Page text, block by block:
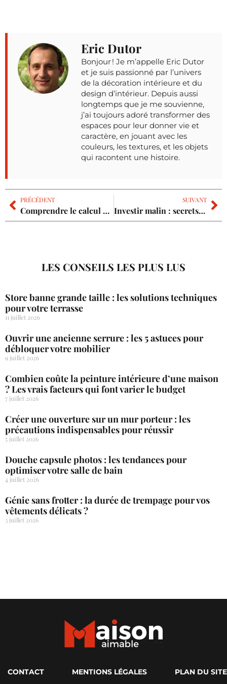
Eric Dutor
Bonjour ! Je m’appelle Eric Dutor
et je suis passionné par l’univers
de la décoration intérieure et du
design d’intérieur. Depuis aussi
longtemps que je me souvienne,
j’ai toujours adoré transformer des
espaces pour leur donner vie et
caractère, en jouant avec les
couleurs, les textures, et les objets
qui racontent une histoire.
PRÉCÉDENT
Comprendre le calcul de la pente de toit pour optimiser votre maison
SUIVANT
Investir malin : secrets pour un immobilier locatif rentable étonnant
LES CONSEILS LES PLUS LUS
Store banne grande taille : les solutions techniques
pour votre terrasse
11 juillet 2026
Ouvrir une ancienne serrure : les 5 astuces pour
débloquer votre mobilier
9 juillet 2026
Combien coûte la peinture intérieure d’une maison
? Les vrais facteurs qui font varier le budget
7 juillet 2026
Créer une ouverture sur un mur porteur : les
précautions indispensables pour réussir
5 juillet 2026
Douche capsule photos : les tendances pour
optimiser votre salle de bain
4 juillet 2026
Génie sans frotter : la durée de trempage pour vos
vêtements délicats ?
3 juillet 2026
CONTACT MENTIONS LÉGALES PLAN DU SITE